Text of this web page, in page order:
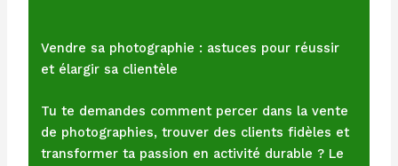
Vendre sa photographie : astuces pour réussir
et élargir sa clientèle
Tu te demandes comment percer dans la vente
de photographies, trouver des clients fidèles et
transformer ta passion en activité durable ? Le